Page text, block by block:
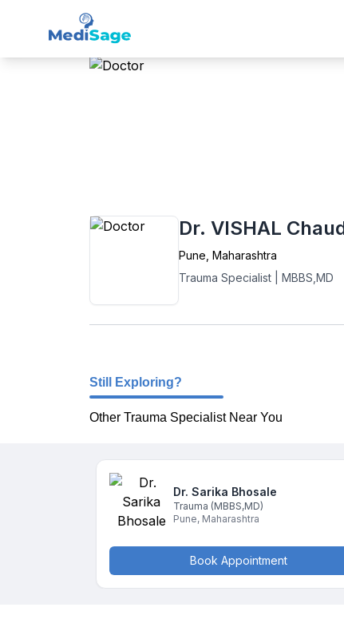
Dr. VISHAL
Pune Maharashtra
Trauma Specialist
MBBS,MD
Still Exploring?
Other Trauma Specialist Near You
Dr. Sarika Bhosale
Trauma (MBBS,MD)
Pune, Maharashtra
Book Appointment